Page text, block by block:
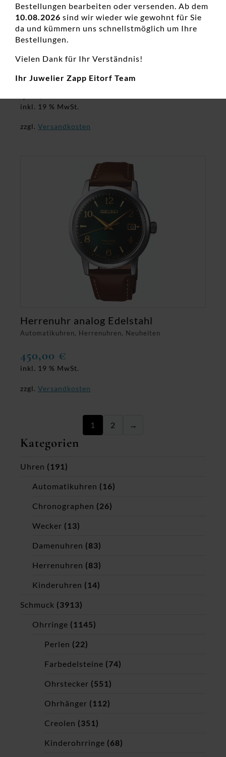
Kategorien
Uhren (191)
Automatikuhren (16)
Chronographen (26)
Wecker (13)
Damenuhren (83)
Herrenuhren (83)
Kinderuhren (14)
Schmuck (3913)
Ohrringe (1145)
Perlen (22)
Farbedelsteine (74)
Ohrstecker (551)
Ohrhänger (112)
Creolen (351)
Kinderohrringe (68)
Damenuhr analog Edelstahl
inkl. 19 % MwSt.
zzgl. Versandkosten
Automatikuhren, Herrenuhren, Neuheiten
Herrenuhr analog Edelstahl
450,00 €
inkl. 19 % MwSt.
zzgl. Versandkosten
1 2 →
Bestellungen bearbeiten oder versenden. Ab dem
10.08.2026 sind wir wieder wie gewohnt für Sie
da und kümmern uns schnellstmöglich um Ihre
Bestellungen.
Vielen Dank für Ihr Verständnis!
Ihr Juwelier Zapp Eitorf Team